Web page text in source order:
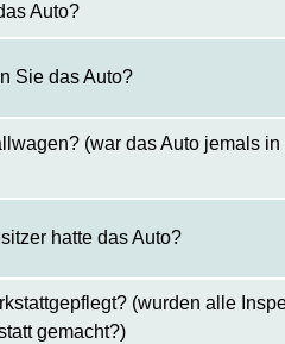
Auto?
Sie das Auto?
(war das Auto jemals in
hatte das Auto?
(wurden alle
gemacht?)